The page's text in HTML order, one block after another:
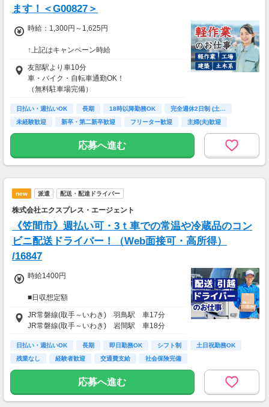
ます！＜G00827＞
時給：1,300円～1,625円
↑上記はキャンペーン時給
入社2ヶ月目以降～時給1,200～1,500円
友部駅より車10分
車・バイク・自転車通勤OK！
（無料駐車場完備）
日払い・週払いOK 長期 18時以降勤務OK
完全週休2日制 (土…
未経験歓迎
新卒・第二新卒歓迎 フリーター歓迎
主婦(夫)歓迎
シニア歓迎
応募へ進む
new 派遣 配送・配達ドライバー
株式会社エクスプレス・エージェント
《笠間市》週払い可・3ｔ車での常温や冷蔵品のコン
ビニ配送ドライバー！（Web面接可・高所得）
/16847
時給1400円
■日収想定額
17,500円
■月収想定額
367,000円～385,000円
※日収額・月収額の最大値は残業・割増等を含
む見込み額となります。
※交通費は別途実費分支給！（規定あり）
※上記月収額は月間21日～22日出勤した場合の
JR常磐線(取手～いわき) 羽鳥駅 車17分
JR常磐線(取手～いわき) 岩間駅 車18分
日払い・週払いOK 長期 即日勤務OK シフト制
土日祝勤務OK
残業なし
経験者歓迎 交通費支給 社会保険完備
応募へ進む